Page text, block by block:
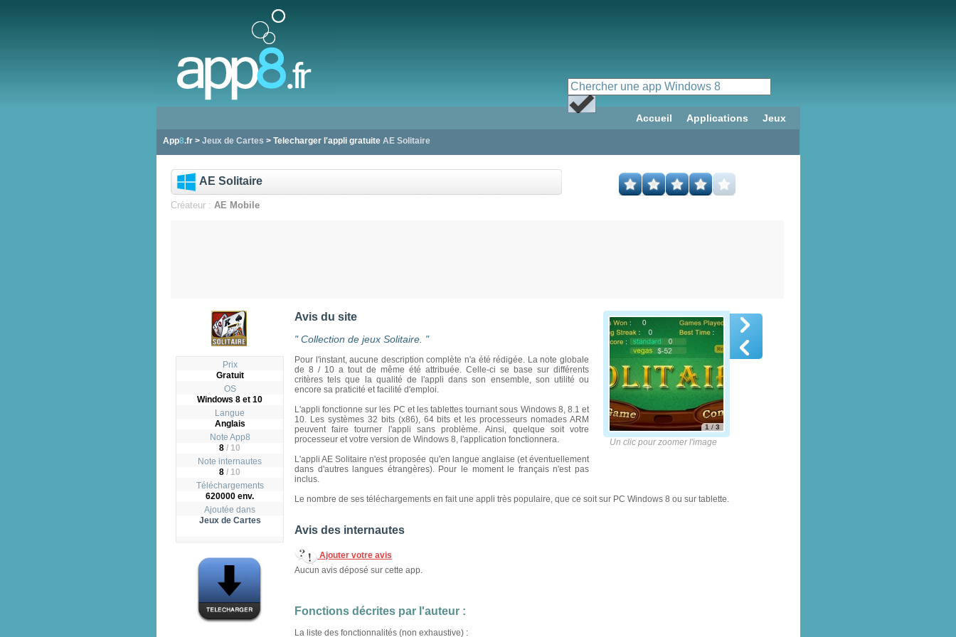
Accueil Applications Jeux
App8.fr > Jeux de Cartes > Telecharger l'appli gratuite AE Solitaire
AE Solitaire
Créateur : AE Mobile
Prix
Gratuit
OS
Windows 8 et 10
Langue
Anglais
Note App8
8 / 10
Note internautes
8 / 10
Téléchargements
620000 env.
Ajoutée dans
Jeux de Cartes
1 /3
Un clic pour zoomer l'image
Avis du site
" Collection de jeux Solitaire. "
Pour l'instant, aucune description complète n'a été rédigée. La note globale
de 8 / 10 a tout de même été attribuée. Celle-ci se base sur différents
critères tels que la qualité de l'appli dans son ensemble, son utilité ou
encore sa praticité et facilité d'emploi.
L'appli fonctionne sur les PC et les tablettes tournant sous Windows 8, 8.1 et
10. Les systèmes 32 bits (x86), 64 bits et les processeurs nomades ARM
peuvent faire tourner l'appli sans problème. Ainsi, quelque soit votre
processeur et votre version de Windows 8, l'application fonctionnera.
L'appli AE Solitaire n'est proposée qu'en langue anglaise (et éventuellement
dans d'autres langues étrangères). Pour le moment le français n'est pas
inclus.
Le nombre de ses téléchargements en fait une appli très populaire, que ce soit sur PC Windows 8 ou sur tablette.
Avis des internautes
Ajouter votre avis
Aucun avis déposé sur cette app.
Fonctions décrites par l'auteur :
La liste des fonctionnalités (non exhaustive) :